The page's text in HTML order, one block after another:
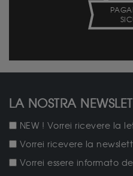
LA NOSTRA
NEW ! Vorrei ricevere la
Vorrei ricevere la
Vorrei essere informato